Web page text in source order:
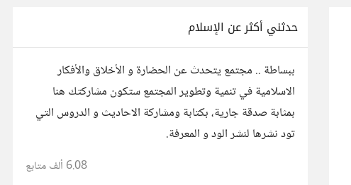
حدثني أكثر عن الإسلام
ببساطة .. مجتمع يتحدث عن الحضارة و الأخلاق والأفكار
الاسلامية في تنمية وتطوير المجتمع ستكون مشاركتك هنا
بمثابة صدقة جارية، بكتابة ومشاركة الاحاديث و الدروس التي
تود نشرها لنشر الود و المعرفة.
6.08 ألف متابع